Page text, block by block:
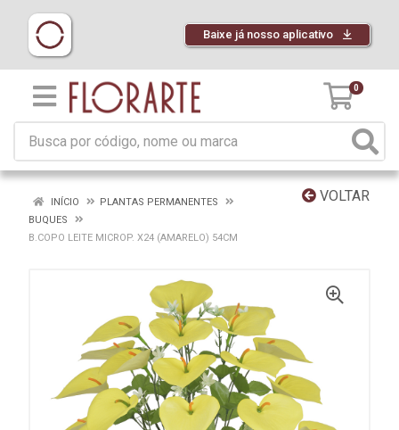
Baixe já nosso aplicativo
0
VOLTAR
INÍCIO
PLANTAS PERMANENTES
BUQUES
B.COPO LEITE MICROP. X24 (AMARELO) 54CM